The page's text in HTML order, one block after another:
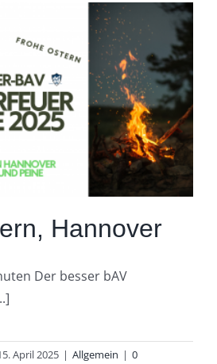
Hannover
Der besser bAV
April 2025 | Allgemein | 0